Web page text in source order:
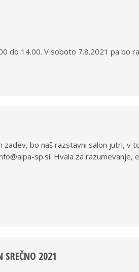
do 14.00. V soboto 7.8.2021 pa
zadev, bo naš razstavni salon jutri, v
sp.si. Hvala za razumevanje,
SREČNO 2021